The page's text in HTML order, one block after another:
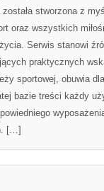
stworzona z
oraz wszystkich
Serwis stanowi
praktycznych
sportowej, obuwia
bazie treści każdy
[…]